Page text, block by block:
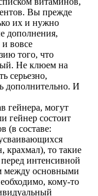
Вы прежде
их и нужно
дополнения,
вовсе
того, что
Не клюем на
серьезно,
дополнительно. И
гейнера, могут
гейнер состоит
(в составе:
крахмал), то такие
интенсивной
между основными
кому-то